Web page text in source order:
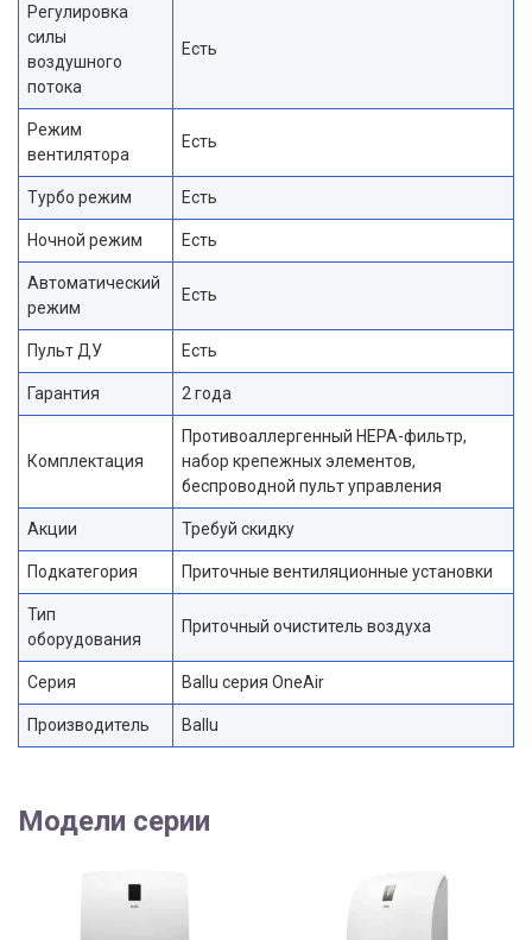
Регулировка
силы
воздушного
потока
Есть
Режим
вентилятора
Есть
Турбо режим Есть
Ночной режим Есть
Автоматический
режим
Есть
Пульт ДУ Есть
Гарантия 2 года
Комплектация
Противоаллергенный HEPA-фильтр,
набор крепежных элементов,
беспроводной пульт управления
Акции Требуй скидку
Подкатегория Приточные вентиляционные установки
Тип
оборудования
Приточный очиститель воздуха
Серия Ballu серия OneAir
Производитель Ballu
Модели серии